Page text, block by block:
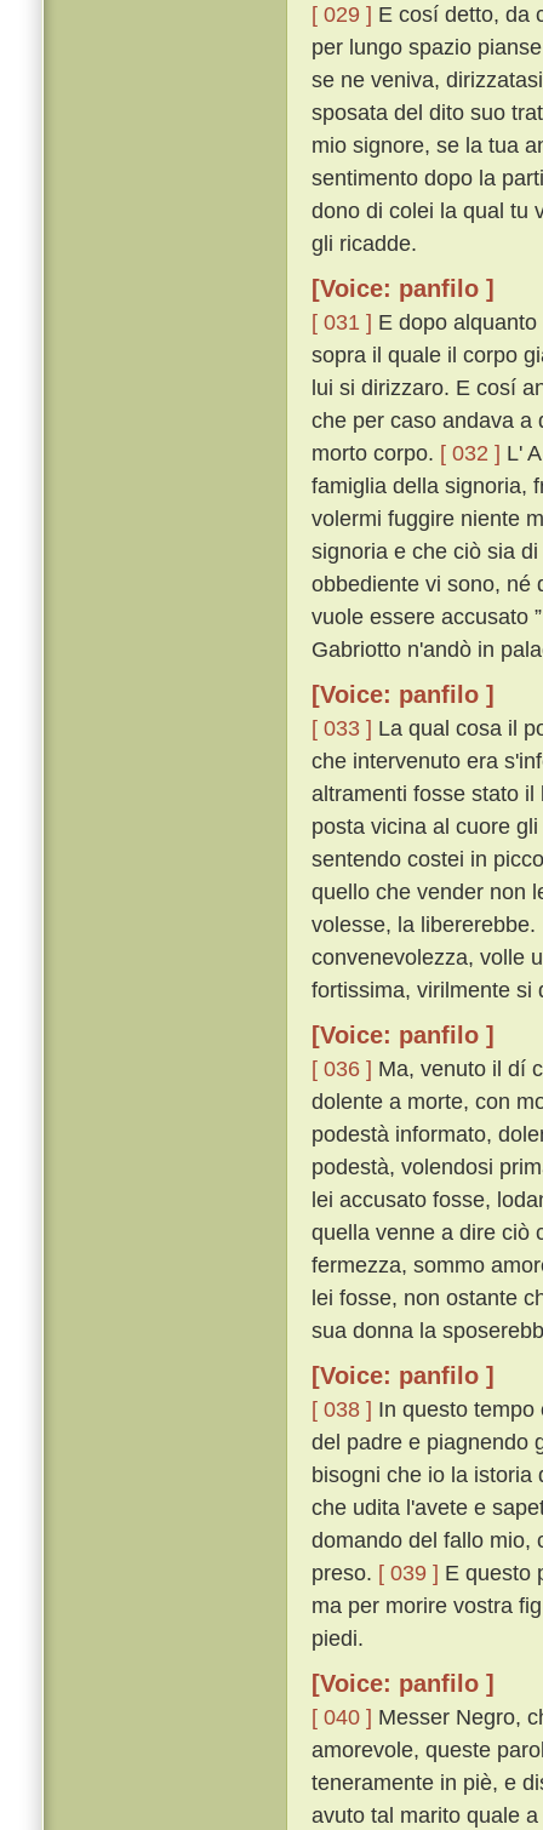
[ 029 ] E cosí detto, da
per lungo spazio
se ne veniva,
sposata del dito suo
mio signore, se la tua
sentimento dopo la
dono di colei la qual tu
gli ricadde.
[Voice: panfilo ]
[ 031 ] E dopo
sopra il quale il corpo
lui si dirizzaro. E cosí
che per caso andava a
morto corpo. [ 032 ] L'
famiglia della signoria,
volermi fuggire niente
signoria e che ciò sia
obbediente vi sono, né
vuole essere accusato
Gabriotto n'andò in
[Voice: panfilo ]
[ 033 ] La qual cosa il
che intervenuto era
altramenti fosse stato
posta vicina al cuore
sentendo costei in
quello che vender non
volesse, la libererebbe.
convenevolezza, volle
fortissima, virilmente si
[Voice: panfilo ]
[ 036 ] Ma, venuto il dí
dolente a morte, con
podestà informato,
podestà, volendosi
lei accusato fosse,
quella venne a dire ciò
fermezza, sommo
lei fosse, non ostante
sua donna la
[Voice: panfilo ]
[ 038 ] In questo
del padre e piagnendo
bisogni che io la istoria
che udita l'avete e
domando del fallo mio,
preso. [ 039 ] E questo
ma per morire vostra
piedi.
[Voice: panfilo ]
[ 040 ] Messer Negro,
amorevole, queste
teneramente in piè, e
avuto tal marito quale